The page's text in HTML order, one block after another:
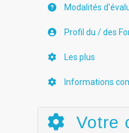
Modalités
Profil du / des
Les plus
Informations
Votre